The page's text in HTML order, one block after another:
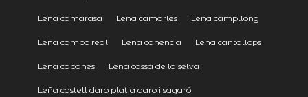
Leña camarasa Leña camarles Leña campllong
Leña campo real Leña canencia Leña cantallops
Leña capanes Leña cassà de la selva
Leña castell daro platja daro i sagaró